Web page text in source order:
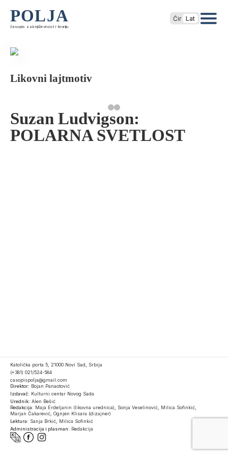
POLJA
časopis za književnost i teoriju
Ćir Lat
Likovni lajtmotiv
Suzan Ludvigson:
POLARNA SVETLOST
Katolička porta 5, 21000 Novi Sad, Srbija
(+381) 021/524-584
casopispolja@gmail.com
Direktor: Bojan Panaotović
Izdavač: Kulturni centar Novog Sada
Urednik: Alen Bešić
Redakcija: Maja Erdeljanin (likovna urednica), Sonja Veselinović, Milica Sofinkić,
Marjan Čakarević, Ognjen Klisara (dizajner)
Lektura: Sanja Brkić, Milica Sofinkić
Administracija i plasman: Redakcija